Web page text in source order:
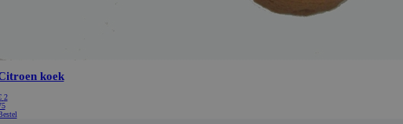
gebruikt en over eventuele advertenties
die de eindgebruiker heeft gezien